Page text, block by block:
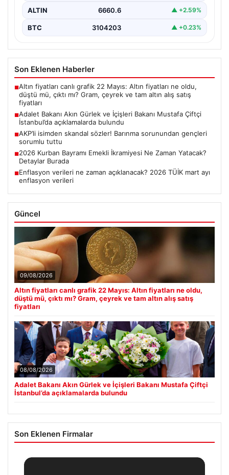
ALTIN 6660.6 ▲ +2.59%
BTC 3104203 ▲ +0.23%
Son Eklenen Haberler
■Altın fiyatları canlı grafik 22 Mayıs: Altın fiyatları ne oldu,
düştü mü, çıktı mı? Gram, çeyrek ve tam altın alış satış
fiyatları
■Adalet Bakanı Akın Gürlek ve İçişleri Bakanı Mustafa Çiftçi
İstanbul’da açıklamalarda bulundu
■AKP’li isimden skandal sözler! Barınma sorunundan gençleri
sorumlu tuttu
■2026 Kurban Bayramı Emekli İkramiyesi Ne Zaman Yatacak?
Detaylar Burada
■Enflasyon verileri ne zaman açıklanacak? 2026 TÜİK mart ayı
enflasyon verileri
Güncel
09/08/2026
Altın fiyatları canlı grafik 22 Mayıs: Altın fiyatları ne oldu,
düştü mü, çıktı mı? Gram, çeyrek ve tam altın alış satış
fiyatları
08/08/2026
Adalet Bakanı Akın Gürlek ve İçişleri Bakanı Mustafa Çiftçi
İstanbul’da açıklamalarda bulundu
Son Eklenen Firmalar